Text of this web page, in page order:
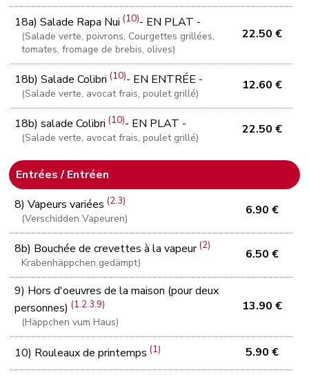
18a) Salade Rapa Nui(10)- EN PLAT -
(Salade verte, poivrons, Courgettes grillées,
tomates, fromage de brebis, olives)
22.50 €
18b) Salade Colibri(10)- EN ENTRÉE -
(Salade verte, avocat frais, poulet grillé)
12.60 €
18b) salade Colibri(10)- EN PLAT -
(Salade verte, avocat frais, poulet grillé)
22.50 €
Entrées / Entréen
8) Vapeurs variées(2.3)
(Verschidden Vapeuren)
6.90 €
8b) Bouchée de crevettes à la vapeur(2)
Krabenhäppchen gedämpt)
6.50 €
9) Hors d'oeuvres de la maison (pour deux
personnes)(1.2.3.9)
(Häppchen vum Haus)
13.90 €
10) Rouleaux de printemps(1) 5.90 €